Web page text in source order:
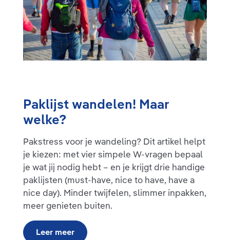
Paklijst wandelen! Maar
welke?
Pakstress voor je wandeling? Dit artikel helpt
je kiezen: met vier simpele W‑vragen bepaal
je wat jij nodig hebt – en je krijgt drie handige
paklijsten (must-have, nice to have, have a
nice day). Minder twijfelen, slimmer inpakken,
meer genieten buiten.
Leer meer